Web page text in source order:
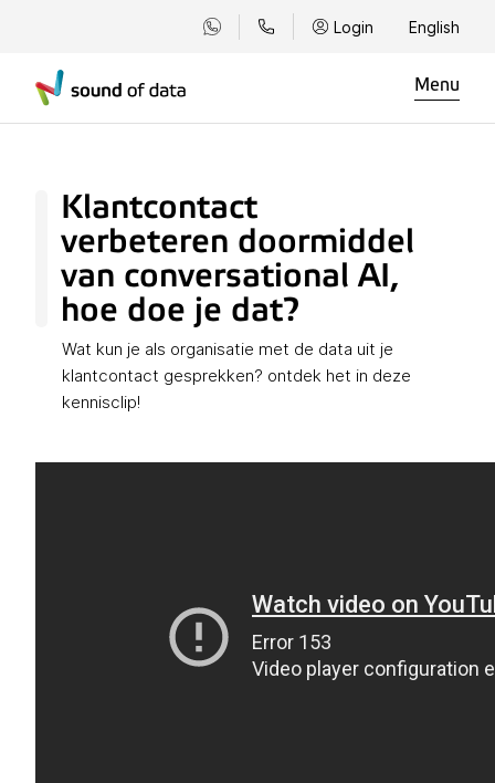
Login English
Menu
Klantcontact
verbeteren doormiddel
van conversational AI,
hoe doe je dat?
Wat kun je als organisatie met de data uit je
klantcontact gesprekken? ontdek het in deze
kennisclip!